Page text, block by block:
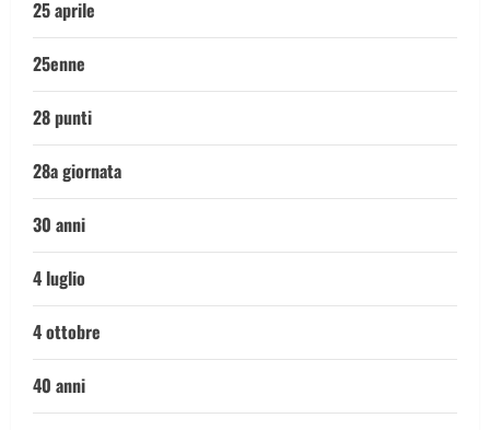
25 aprile
25enne
28 punti
28a giornata
30 anni
4 luglio
4 ottobre
40 anni